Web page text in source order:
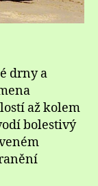
drny a
až kolem
bolestivý